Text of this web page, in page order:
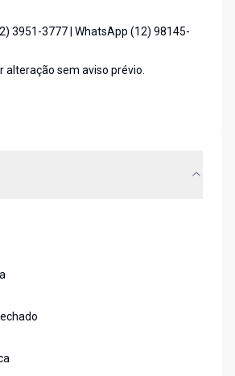
3951-3777 | WhatsApp (12) 98145-
alteração sem aviso prévio.